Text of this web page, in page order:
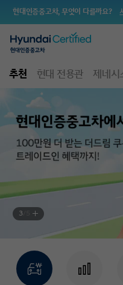
현대인증중고차, 무엇이 다를까요?
추천 현대 전용관 제네시
3